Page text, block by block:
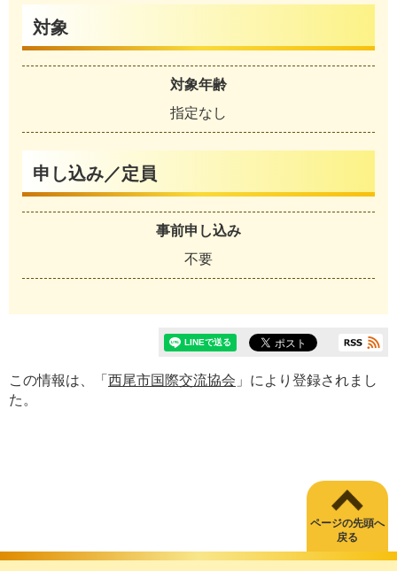
対象
対象年齢
指定なし
申し込み／定員
事前申し込み
不要
この情報は、「 西尾市国際交流協会 」により登録されまし
た。
ページの先頭へ
戻る